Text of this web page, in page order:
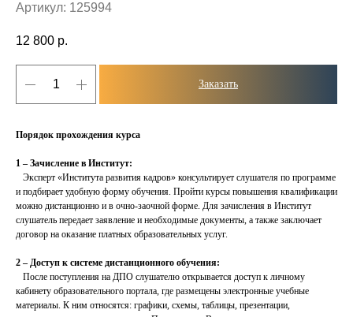
Артикул: 125994
12 800 р.
Заказать
Порядок прохождения курса
1 – Зачисление в Институт:
Эксперт «Института развития кадров» консультирует слушателя по программе
и подбирает удобную форму обучения. Пройти курсы повышения квалификации
можно дистанционно и в очно-заочной форме. Для зачисления в Институт
слушатель передает заявление и необходимые документы, а также заключает
договор на оказание платных образовательных услуг.
2 – Доступ к системе дистанционного обучения:
После поступления на ДПО слушателю открывается доступ к личному
кабинету образовательного портала, где размещены электронные учебные
материалы. К ним относятся: графики, схемы, таблицы, презентации,